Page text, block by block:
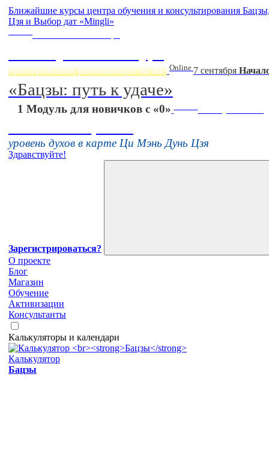
Ближайшие курсы центра обучения и консультирования
Цзя и Выбор дат «Mingli»
пространство, работающее на вас Online 7 сентября
«Бацзы: путь к удаче»
1 Модуль для новичков с «0» 16 августа 11:00
уровень духов в карте Ци Мэнь Дунь Цзя
Здравствуйте!
Зарегистрироваться?
О проекте
Блог
Магазин
Обучение
Активизации
Консультанты
Калькуляторы и календари
Калькулятор
Бацзы